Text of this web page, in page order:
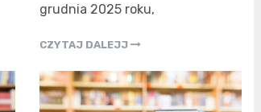
grudnia 2025 roku,
CZYTAJ DALEJJ